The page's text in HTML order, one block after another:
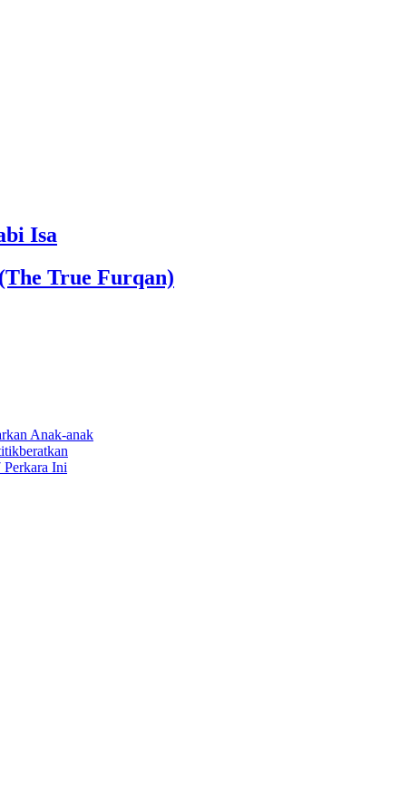
Isa
True Furqan)
Anak-anak
Ini